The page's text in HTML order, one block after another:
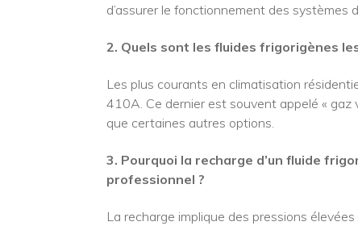
d’assurer le fonctionnement des systèmes
2. Quels sont les fluides frigorigènes
Les plus courants en climatisation
410A. Ce dernier est souvent appelé « gaz
que certaines autres options.
3. Pourquoi la recharge d’un fluide
professionnel ?
La recharge implique des pressions